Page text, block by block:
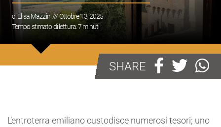
diElisa Mazzini/// Ottobre 13, 2025
Tempo stimato di lettura:7minuti
SHARE
L’entroterra emiliano custodisce numerosi tesori; uno